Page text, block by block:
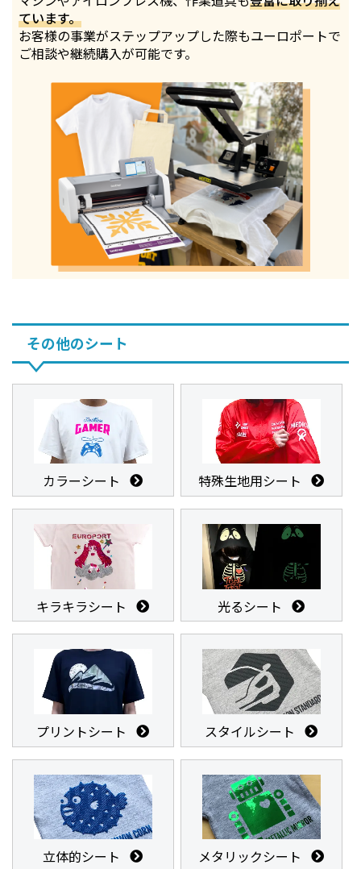
ています。
お客様の事業がステップアップした際もユーロポートで
ご相談や継続購入が可能です。
その他のシート
カラーシート 特殊生地用シート
キラキラシート 光るシート
プリントシート スタイルシート
立体的シート メタリックシート